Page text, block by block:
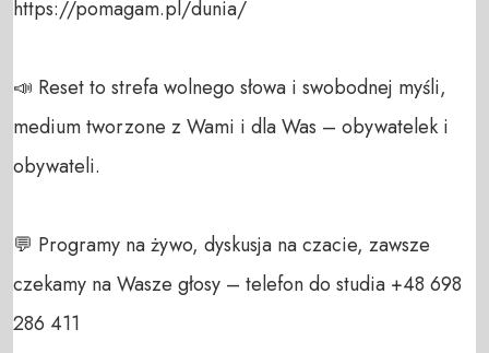
https://pomagam.pl/dunia/
📣 Reset to strefa wolnego słowa i swobodnej myśli,
medium tworzone z Wami i dla Was – obywatelek i
obywateli.
💬 Programy na żywo, dyskusja na czacie, zawsze
czekamy na Wasze głosy – telefon do studia +48 698
286 411